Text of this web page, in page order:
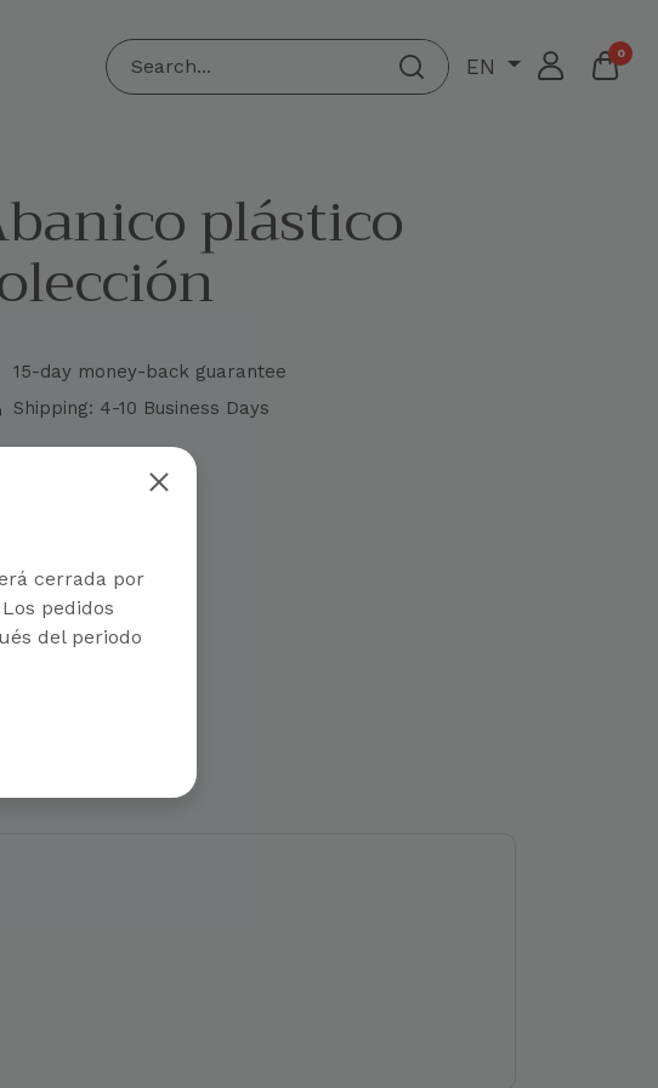
EN
0
plástico
15-day money-back guarantee
Shipping: 4-10 Business Days
cerrada por
pedidos
del periodo